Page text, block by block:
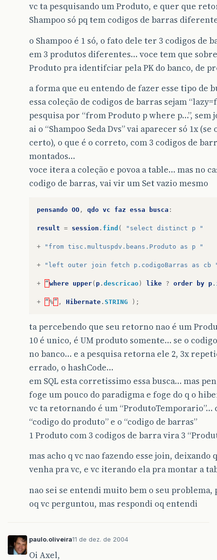
vc ta pesquisando um Produto, e quer que
Shampoo só pq tem codigos de barras
o Shampoo é 1 só, o fato dele ter 3 codigos de
em 3 produtos diferentes… voce tem que
Produto pra identifciar pela PK do banco, de
a forma que eu entendo de fazer esse tipo de
essa coleção de codigos de barras sejam
pesquisa por “from Produto p where p…”, sem
ai o “Shampoo Seda Dvs” vai aparecer só 1x
certo), o que é o correto, com 3 codigos de
montados…
voce itera a coleção e povoa a table… mas no
codigo de barras, vai vir um Set vazio mesmo
pensando OO , qdo vc faz essa busca :
result = session . find ( "select distinct p "
+ "from tisc.multuspdv.beans.Produto as p "
+ "left outer join fetch p.codigoBarras as cb
+ “where upper( p . descricao) like ? order by p .
+ “%” , Hibernate . STRING );
ta percebendo que seu retorno nao é um
10 é unico, é UM produto somente… se o
no banco… e a pesquisa retorna ele 2, 3x
errado, o hashCode…
em SQL esta corretissimo essa busca… mas
foge um pouco do paradigma e foge do q o
vc ta retornando é um “ProdutoTemporario”…
“codigo do produto” e o “codigo de barras”
1 Produto com 3 codigos de barra vira 3
mas acho q vc nao fazendo esse join, deixando
venha pra vc, e vc iterando ela pra montar a
nao sei se entendi muito bem o seu problema,
oq vc perguntou, mas respondi oq entendi
paulo.oliveira11 de dez. de 2004
Oi Axel,